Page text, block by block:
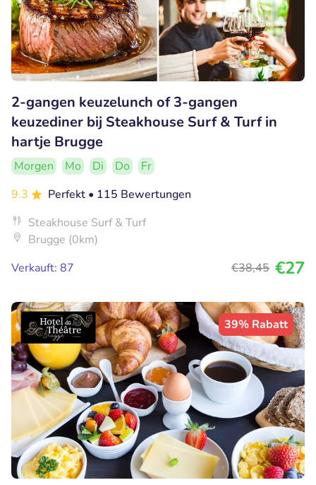
2-gangen keuzelunch of 3-gangen
keuzediner bij Steakhouse Surf & Turf in
hartje Brugge
Morgen Mo Di Do
Fr
9.3
Perfekt • 115 Bewertungen
Steakhouse Surf & Turf
Brugge (0km)
Verkauft: 87
€38,45 €27
39% Rabatt